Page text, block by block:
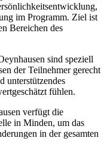
im Programm. Ziel ist
Bereichen des
sind speziell
der Teilnehmer gerecht
unterstützendes
fühlen.
verfügt die
in Minden, um das
in der gesamten